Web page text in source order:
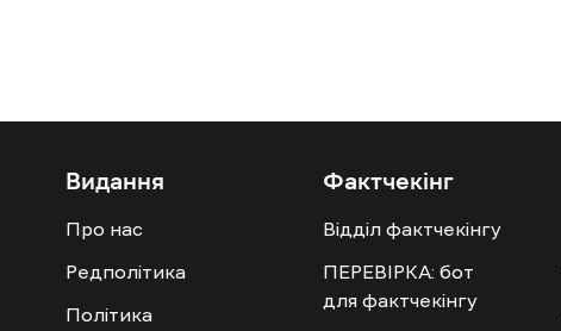
Видання
Про нас
Редполітика
Політика
Фактчекінг
Відділ фактчекінгу
ПЕРЕВІРКА: бот
для фактчекінгу